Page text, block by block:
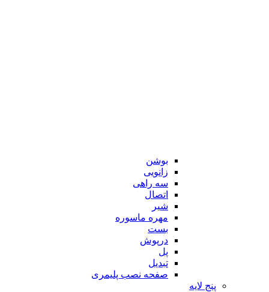
بوشن
زانویی
سه راهی
اتصال
شیر
مهره ماسوره
بست
درپوش
پل
تبدیل
صفحه نصب پلیمری
پنج لایه